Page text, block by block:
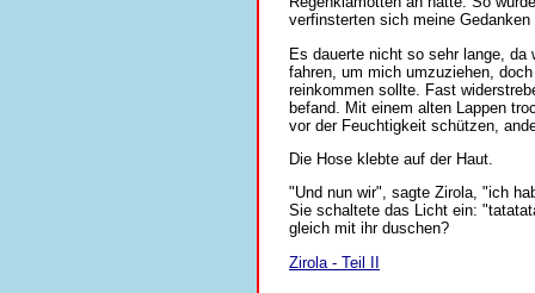
verfinsterten sich meine
Es dauerte nicht so sehr lange,
fahren, um mich umzuziehen,
reinkommen sollte. Fast
befand. Mit einem alten Lappen
vor der Feuchtigkeit schützen,
Die Hose klebte auf der Haut.
"Und nun wir", sagte Zirola, "ich
Sie schaltete das Licht ein:
gleich mit ihr duschen?
Zirola - Teil II